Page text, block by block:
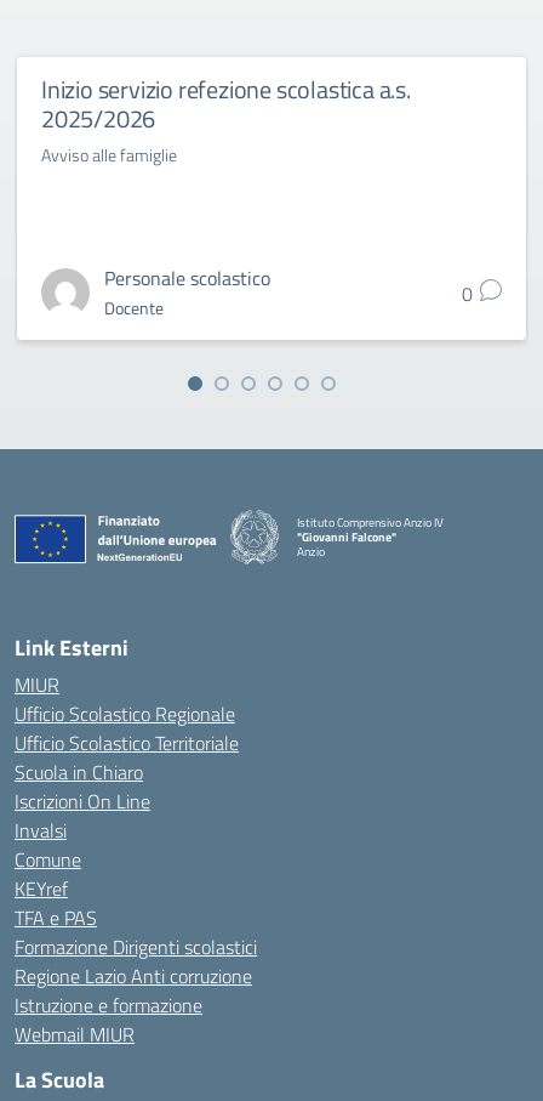
Inizio servizio refezione scolastica a.s.
2025/2026
Avviso alle famiglie
Personale scolastico
Docente 0
Istituto Comprensivo Anzio IV
"Giovanni Falcone"
Anzio
Link Esterni
MIUR
Ufficio Scolastico Regionale
Ufficio Scolastico Territoriale
Scuola in Chiaro
Iscrizioni On Line
Invalsi
Comune
KEYref
TFA e PAS
Formazione Dirigenti scolastici
Regione Lazio Anti corruzione
Istruzione e formazione
Webmail MIUR
La Scuola